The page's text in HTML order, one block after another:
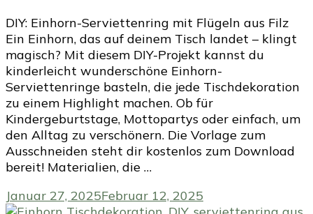
DIY: Einhorn-Serviettenring mit Flügeln aus Filz
Ein Einhorn, das auf deinem Tisch landet – klingt
magisch? Mit diesem DIY-Projekt kannst du
kinderleicht wunderschöne Einhorn-
Serviettenringe basteln, die jede Tischdekoration
zu einem Highlight machen. Ob für
Kindergeburtstage, Mottopartys oder einfach, um
den Alltag zu verschönern. Die Vorlage zum
Ausschneiden steht dir kostenlos zum Download
bereit! Materialien, die …
Januar 27, 2025Februar 12, 2025